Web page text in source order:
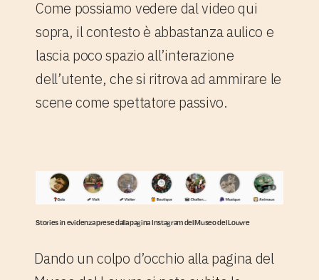
Come possiamo vedere dal video qui
sopra, il contesto è abbastanza aulico e
lascia poco spazio all’interazione
dell’utente, che si ritrova ad ammirare le
scene come spettatore passivo.
Stories in evidenza prese dalla pagina Instagram del Museo del Louvre
Dando un colpo d’occhio alla pagina del